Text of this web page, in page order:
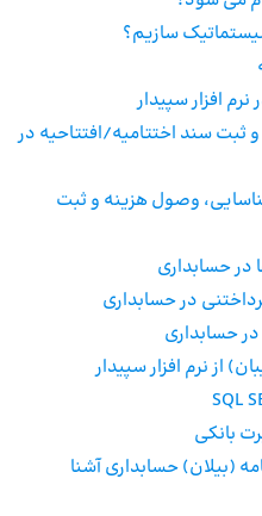
سازیم؟
افزار سپیدار
سند اختتامیه/افتتاحیه در
وصول هزینه و ثبت
حسابداری
در حسابداری
حسابداری
از نرم افزار سپیدار
بانکی
(بیلان) حسابداری آشنا